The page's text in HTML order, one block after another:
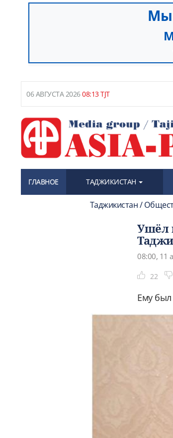
06 АВГУСТА 202608:13 TJT
ГЛАВНОЕ ТАДЖИКИСТАН
Таджикистан /
Ушёл
08:00, 11
22
Ему был